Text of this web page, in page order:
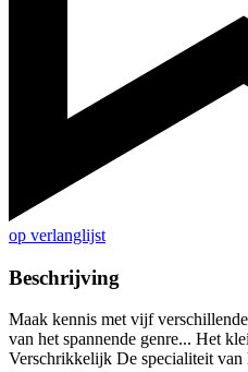
op verlanglijst
Beschrijving
Maak kennis met vijf
van het spannende genre... Het
Verschrikkelijk De specialiteit